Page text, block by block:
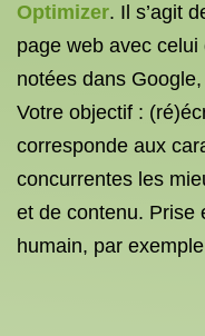
Optimizer. Il s’agit
page web avec
notées dans
Votre objectif :
corresponde aux
concurrentes les
et de contenu. Prise
humain, par